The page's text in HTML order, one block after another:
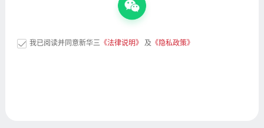
我已阅读并同意新华三《法律说明》 及 《隐私政策》